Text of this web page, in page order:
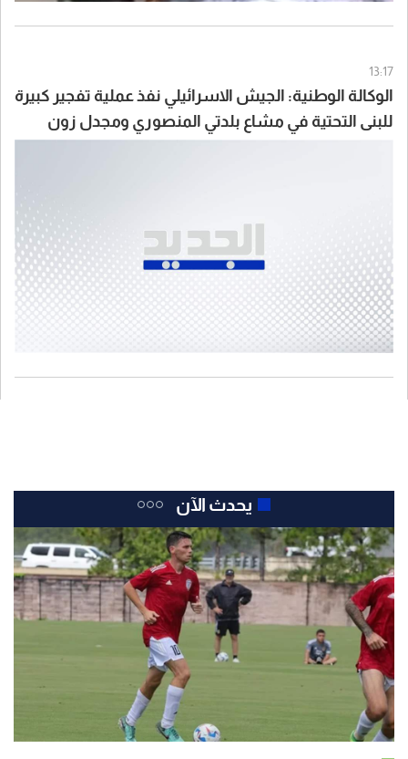
13:17
الوكالة الوطنية: الجيش الاسرائيلي نفذ عملية تفجير كبيرة
للبنى التحتية في مشاع بلدتي المنصوري ومجدل زون
يحدث الآن